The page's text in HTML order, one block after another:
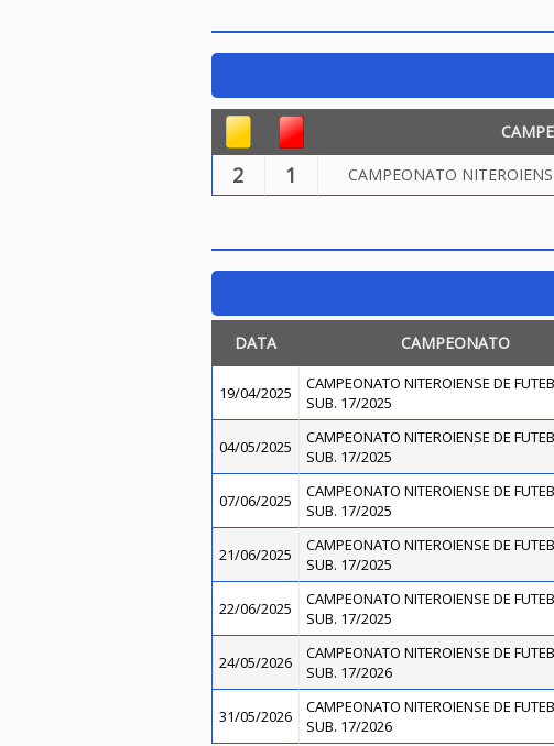
2 1 CAMPEONATO
DATA CAMPEONATO
19/04/2025
CAMPEONATO NITEROIENSE DE
SUB. 17/2025
04/05/2025
CAMPEONATO NITEROIENSE DE
SUB. 17/2025
07/06/2025
CAMPEONATO NITEROIENSE DE
SUB. 17/2025
21/06/2025
CAMPEONATO NITEROIENSE DE
SUB. 17/2025
22/06/2025
CAMPEONATO NITEROIENSE DE
SUB. 17/2025
24/05/2026
CAMPEONATO NITEROIENSE DE
SUB. 17/2026
31/05/2026
CAMPEONATO NITEROIENSE DE
SUB. 17/2026